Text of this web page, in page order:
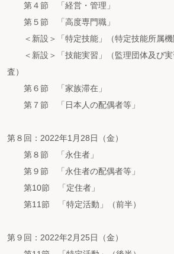
第４節 「経営・管理」
第５節 「高度専門職」
＜新設＞「特定技能」（特定技能所属機
＜新設＞「技能実習」（監理団体及び実
査）
第６節 「家族滞在」
第７節 「日本人の配偶者等」
第８回：2022年1月28日（金）
第８節 「永住者」
第９節 「永住者の配偶者等」
第10節 「定住者」
第11節 「特定活動」（前半）
第９回：2022年2月25日（金）